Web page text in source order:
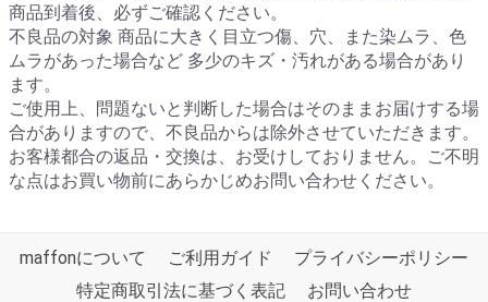
商品到着後、必ずご確認ください。
不良品の対象 商品に大きく目立つ傷、穴、また染ムラ、色
ムラがあった場合など 多少のキズ・汚れがある場合があり
ます。
ご使用上、問題ないと判断した場合はそのままお届けする場
合がありますので、不良品からは除外させていただきます。
お客様都合の返品・交換は、お受けしておりません。ご不明
な点はお買い物前にあらかじめお問い合わせください。
maffonについて ご利用ガイド
プライバシーポリシー
特定商取引法に基づく表記
お問い合わせ